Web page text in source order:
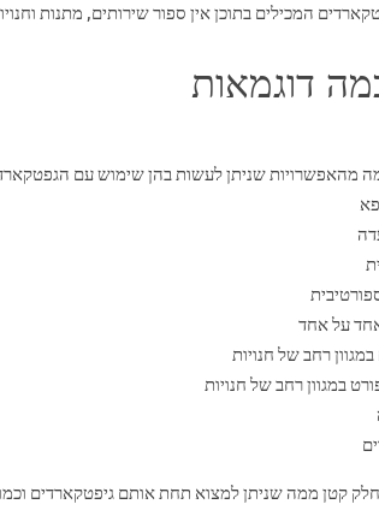
המכילים בתוכן אין ספור שירותים, מתנות
דוגמאות
מהאפשרויות שניתן לעשות בהן שימוש עם
על אחד
במגוון רחב של חנויות
במגוון רחב של חנויות
קטן ממה שניתן למצוא תחת אותם גיפטקארדים